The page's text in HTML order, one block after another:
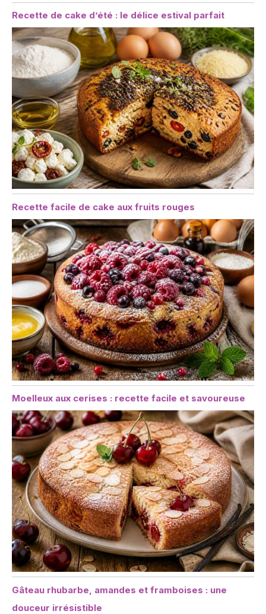
Recette de cake d’été : le délice estival parfait
Recette facile de cake aux fruits rouges
Moelleux aux cerises : recette facile et savoureuse
Gâteau rhubarbe, amandes et framboises : une
douceur irrésistible